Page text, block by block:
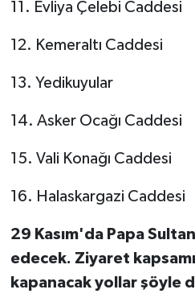
11. Evliya Çelebi Caddesi
12. Kemeraltı Caddesi
13. Yedikuyular
14. Asker Ocağı Caddesi
15. Vali Konağı Caddesi
16. Halaskargazi Caddesi
29 Kasım'da Papa
edecek. Ziyaret
kapanacak yollar şöyle